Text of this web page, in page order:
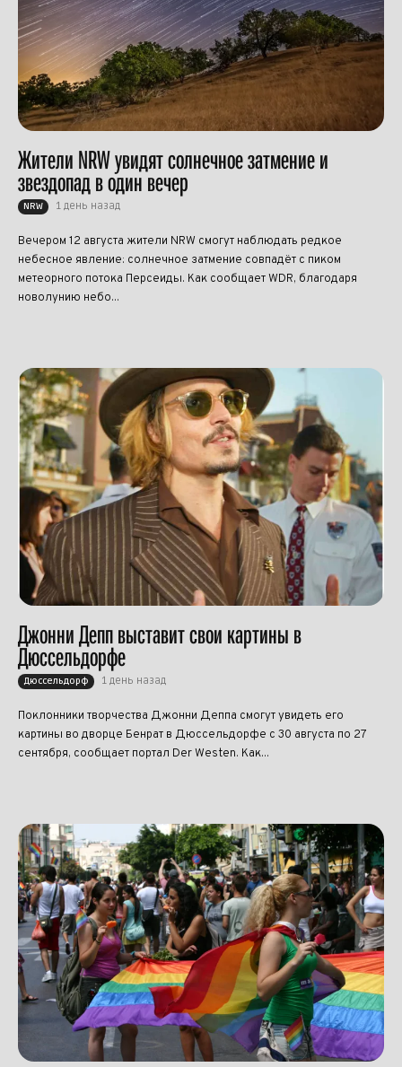
Жители NRW увидят солнечное затмение и
звездопад в один вечер
NRW 1 день назад
Вечером 12 августа жители NRW смогут наблюдать редкое
небесное явление: солнечное затмение совпадёт с пиком
метеорного потока Персеиды. Как сообщает WDR, благодаря
новолунию небо...
Джонни Депп выставит свои картины в
Дюссельдорфе
Дюссельдорф 1 день назад
Поклонники творчества Джонни Деппа смогут увидеть его
картины во дворце Бенрат в Дюссельдорфе с 30 августа по 27
сентября, сообщает портал Der Westen. Как...